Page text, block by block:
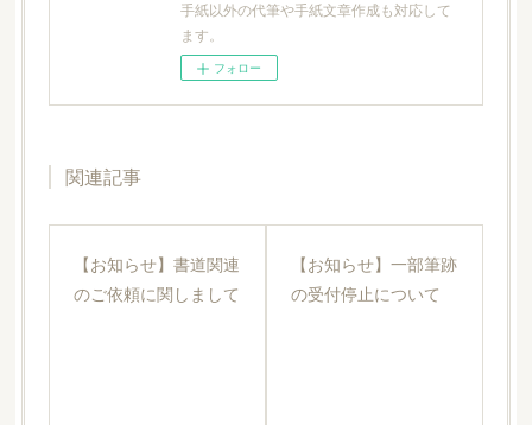
手紙以外の代筆や手紙文章作成も対応して
ます。
フォロー
関連記事
【お知らせ】書道関連
のご依頼に関しまして
【お知らせ】一部筆跡
の受付停止について